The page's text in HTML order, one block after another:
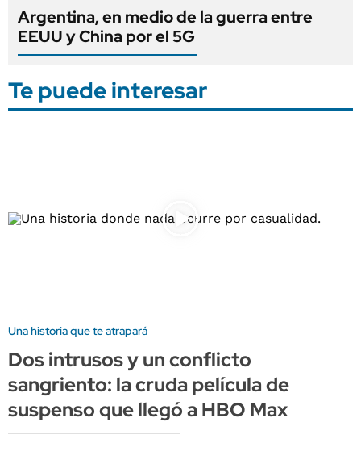
Argentina, en medio de la guerra entre
EEUU y China por el 5G
Te puede interesar
Una historia que te atrapará
Dos intrusos y un conflicto
sangriento: la cruda película de
suspenso que llegó a HBO Max